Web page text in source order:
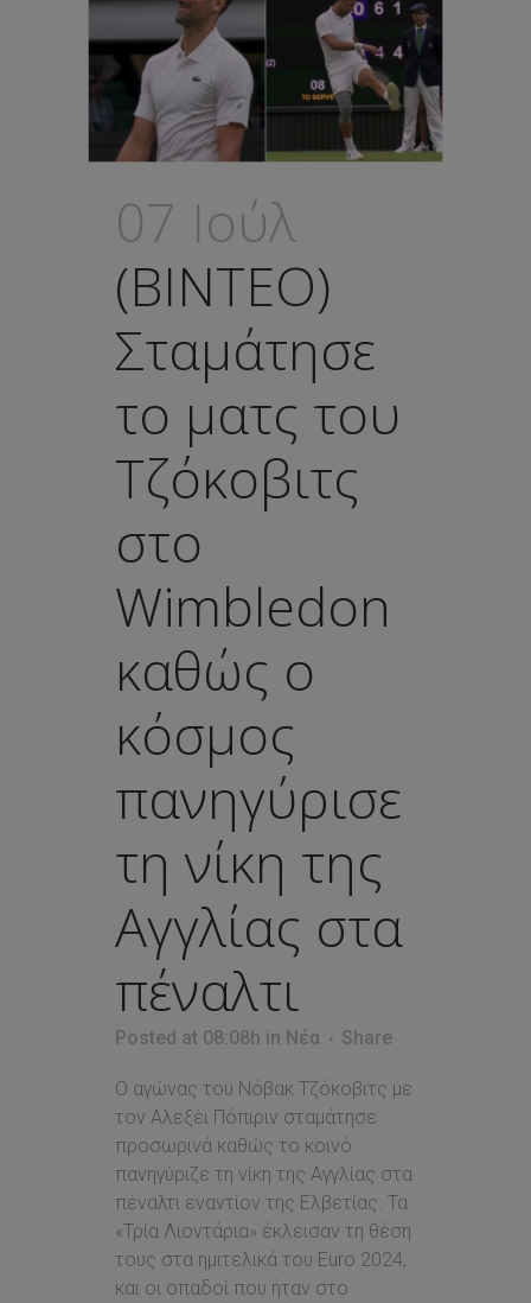
07 Ιούλ
(ΒΙΝΤΕΟ)
Σταμάτησε
το ματς του
Τζόκοβιτς
στο
Wimbledon
καθώς ο
κόσμος
πανηγύρισε
τη νίκη της
Αγγλίας στα
πέναλτι
Posted at 08:08h in Νέα Share
Ο αγώνας του Νόβακ Τζόκοβιτς με
τον Αλεξέι Πόπιριν σταμάτησε
προσωρινά καθώς το κοινό
πανηγύριζε τη νίκη της Αγγλίας στα
πέναλτι εναντίον της Ελβετίας. Τα
«Τρία Λιοντάρια» έκλεισαν τη θέση
τους στα ημιτελικά του Euro 2024,
και οι οπαδοί που ήταν στο